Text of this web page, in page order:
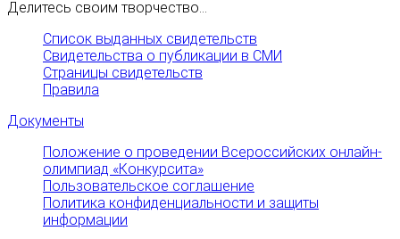
Делитесь своим творчество...
Список выданных свидетельств
Свидетельства о публикации в СМИ
Страницы свидетельств
Правила
Документы
Положение о проведении Всероссийских онлайн-
олимпиад «Конкурсита»
Пользовательское соглашение
Политика конфиденциальности и защиты
информации